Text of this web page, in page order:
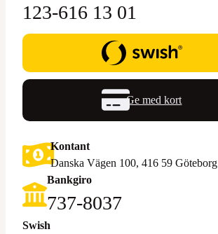
123-616 13 01
Ge med kort
Kontant
Danska Vägen 100, 416 59 Göteborg
Bankgiro
‪737-8037‬
Swish